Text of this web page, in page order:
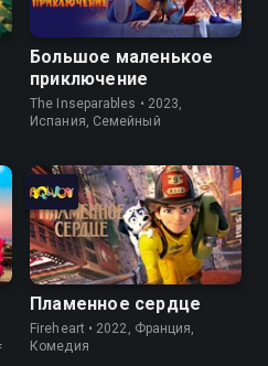
Большое маленькое
приключение
The Inseparables • 2023,
Испания, Семейный
Пламенное сердце
Fireheart • 2022, Франция,
Комедия